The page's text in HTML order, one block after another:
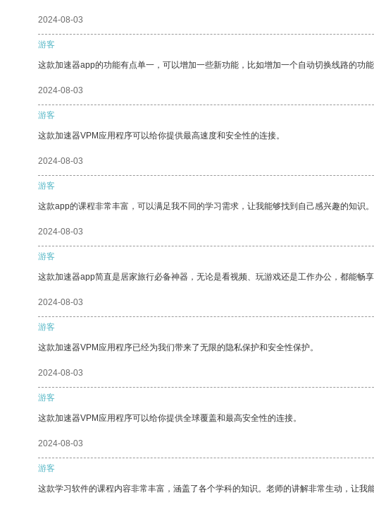
2024-08-03
游客
这款加速器app的功能有点单一，可以增加一些新功能，比如增加一个自动切换线路的功能
2024-08-03
游客
这款加速器VPM应用程序可以给你提供最高速度和安全性的连接。
2024-08-03
游客
这款app的课程非常丰富，可以满足我不同的学习需求，让我能够找到自己感兴趣的知识。
2024-08-03
游客
这款加速器app简直是居家旅行必备神器，无论是看视频、玩游戏还是工作办公，都能畅
2024-08-03
游客
这款加速器VPM应用程序已经为我们带来了无限的隐私保护和安全性保护。
2024-08-03
游客
这款加速器VPM应用程序可以给你提供全球覆盖和最高安全性的连接。
2024-08-03
游客
这款学习软件的课程内容非常丰富，涵盖了各个学科的知识。老师的讲解非常生动，让我